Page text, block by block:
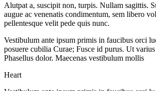
Alutpat a, suscipit non, turpis. Nullam sagittis.
augue ac venenatis condimentum, sem libero
pellentesque velit pede quis nunc.
Vestibulum ante ipsum primis in faucibus orci
posuere cubilia Curae; Fusce id purus. Ut
Phasellus dolor. Maecenas vestibulum mollis
Heart